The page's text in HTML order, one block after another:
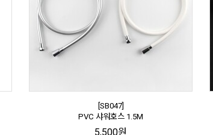
[SB047]
PVC 샤워호스 1.5M
5,500원